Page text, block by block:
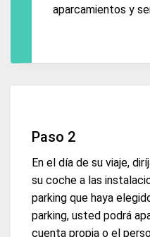
aparcamientos y
Paso 2
En el día de su viaje,
su coche a las
parking que haya
parking, usted podrá
cuenta propia o el